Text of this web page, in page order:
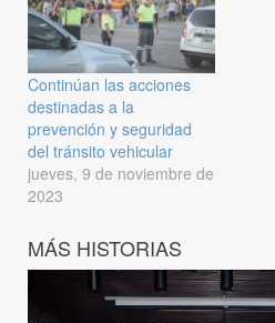
Continúan las acciones
destinadas a la
prevención y seguridad
del tránsito vehicular
jueves, 9 de noviembre de
2023
MÁS HISTORIAS